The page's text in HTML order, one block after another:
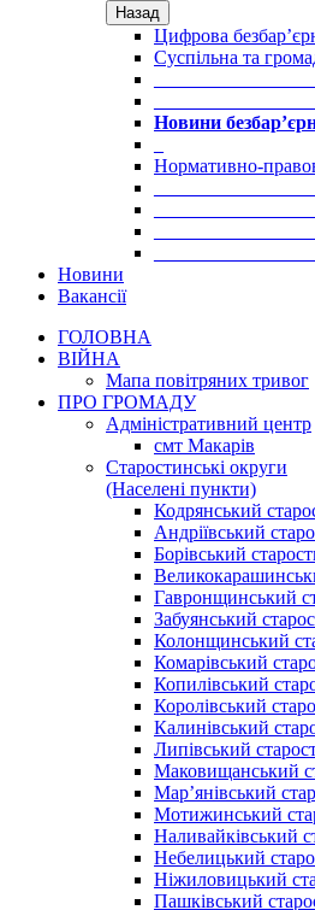
Назад
Цифрова
Суспільна та
Новини
Нормативно-
Новини
Вакансії
ГОЛОВНА
ВІЙНА
Мапа повітряних тривог
ПРО ГРОМАДУ
Aдміністративний центр
смт Макарів
Старостинські округи
(Населені пункти)
Кодрянський
Андріївський
Борівський
Гавронщинський
Забуянський
Колонщинський
Комарівський
Копилівський
Королівський
Калинівський
Липівський
Маковищанський
Мар’янівський
Мотижинський
Наливайківський
Небелицький
Ніжиловицький
Пашківський